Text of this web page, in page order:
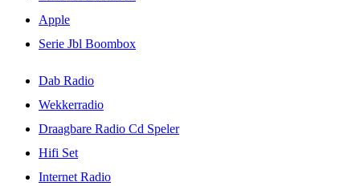
Apple
Serie Jbl Boombox
Dab Radio
Wekkerradio
Draagbare Radio Cd Speler
Hifi Set
Internet Radio